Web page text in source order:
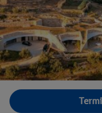
Bild 1 von 55.